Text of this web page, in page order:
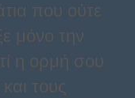
που ούτε
μόνο την
η ορμή σου
τους